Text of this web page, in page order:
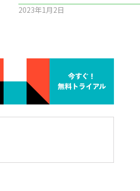
2023年1月2日